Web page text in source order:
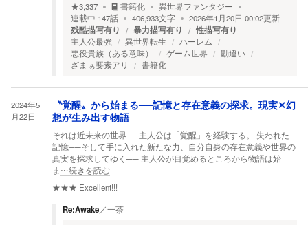
★3,337 書籍化
異世界ファンタジー
連載中 147話 406,933文字 2026年1月20日 00:02更新
残酷描写有り 暴力描写有り 性描写有り
主人公最強 異世界転生
ハーレム
悪役貴族（ある意味）
ゲーム世界
勘違い
ざまぁ要素アリ
書籍化
2024年5
月22日
〝覚醒〟から始まる──記憶と存在意義の探求。現実✕幻
想が生み出す物語
それは近未来の世界──主人公は「覚醒」を経験する。 失われた
記憶──そして手に入れた新たな力、自分自身の存在意義や世界の
真実を探求してゆく── 主人公が目覚めるところから物語は始
ま …続きを読む
★★★ Excellent!!!
Re:Awake／一茶